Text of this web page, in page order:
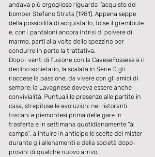
andava più orgoglioso riguarda l’acquisto del
bomber Stefano Strata (1981). Appena seppe
della possibilità di acquistarlo, tolse il grembiule
e, con i pantaloni ancora intrisi di polvere di
marmo, partì alla volta dello spezzino per
condurre in porto la trattativa.
Dopo i venti di fusione con la CaveseFossese e il
declino societario, la scalata in Serie D gli
riaccese la passione, da vivere con gli amici di
sempre: la Lavagnese doveva essere anche
convivialità. Puntuali le presenze alle partite in
casa, strepitose le evoluzioni nei ristoranti
toscani e piemontesi prima delle gare in
trasferta e in settimana quotidianamente “al
campo”, a intuire in anticipo le scelte dei mister
durante gli allenamenti e della società dopo i
provini di qualche nuovo arrivo.